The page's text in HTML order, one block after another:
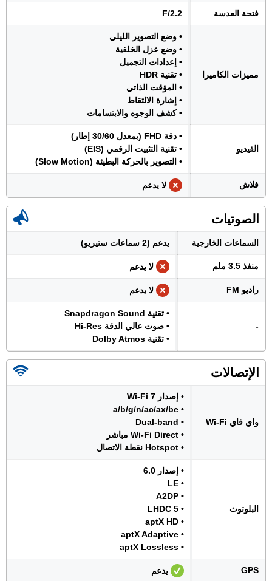
فتحة العدسة F/2.2
مميزات الكاميرا
• وضع التصوير الليلي
• وضع عزل الخلفية
• إعدادات التجميل
• تقنية HDR
• المؤقت الذاتي
• إشارة الالتقاط
• كشف الوجوه والابتسامات
الفيديو
• دقة FHD (بمعدل 30/60 إطار)
• تقنية التثبيت الرقمي (EIS)
• التصوير بالحركة البطيئة (Slow Motion)
فلاش لا يدعم
الصوتيات
السماعات الخارجية يدعم (2 سماعات ستيريو)
منفذ 3.5 ملم لا يدعم
راديو FM لا يدعم
-
• تقنية Snapdragon Sound
• صوت عالي الدقة Hi-Res
• تقنية Dolby Atmos
الإتصالات
واي فاي Wi-Fi
• إصدار Wi-Fi 7
• a/b/g/n/ac/ax/be
• Dual-band
• Wi-Fi Direct مباشر
• Hotspot نقطة الاتصال
البلوتوث
• إصدار 6.0
• LE
• A2DP
• LHDC 5
• aptX HD
• aptX Adaptive
• aptX Lossless
GPS يدعم